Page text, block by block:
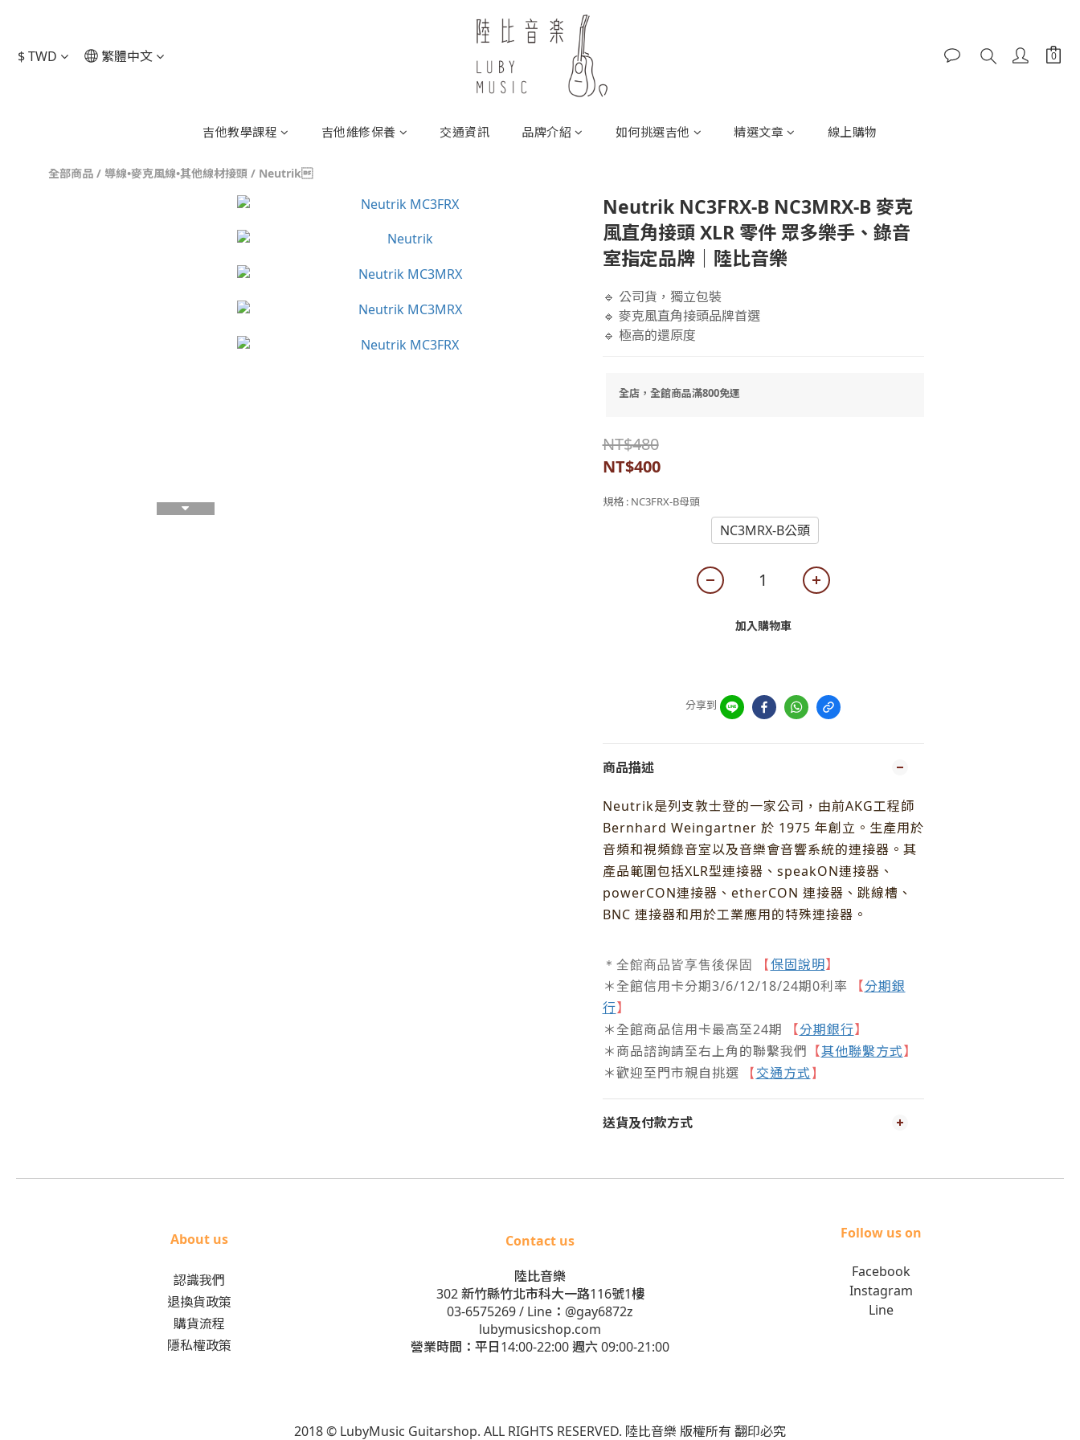
$TWD 繁體中文
吉他教學課程 吉他維修保養 交通資訊 品牌介紹 如何挑選吉他 精選文章 線上購物
全部商品 / 導線•麥克風線•其他線材接頭 / Neutrik
Neutrik NC3FRX-B NC3MRX-B 麥克
風直角接頭 XLR 零件 眾多樂手、錄音
室指定品牌｜陸比音樂
🔹 公司貨，獨立包裝
🔹 麥克風直角接頭品牌首選
🔹 極高的還原度
全店，全館商品滿800免運
NT$480
NT$400
規格 : NC3FRX-B母頭
NC3MRX-B公頭
加入購物車
分享到
商品描述
Neutrik是列支敦士登的一家公司，由前AKG工程師
Bernhard Weingartner 於 1975 年創立。生產用於
音頻和視頻錄音室以及音樂會音響系統的連接器。其
產品範圍包括XLR型連接器、speakON連接器、
powerCON連接器、etherCON 連接器、跳線槽、
BNC 連接器和用於工業應用的特殊連接器。
＊全館商品皆享售後保固 【 保固說明】
＊全館信用卡分期3/6/12/18/24期0利率
【分期銀
行】
＊全館商品信用卡最高至24期
【分期銀行】
＊商品諮詢請至右上角的聯繫我們 【其他聯繫方式】
＊歡迎至門市親自挑選
【 交通方式 】
送貨及付款方式
About us
認識我們
退換貨政策
購貨流程
隱私權政策
Contact us
陸比音樂
302 新竹縣竹北市科大一路116號1樓
03-6575269/ Line： @gay6872z
lubymusicshop.com
營業時間：平日14:00-22:00 週六 09:00-21:00
Follow us on
Facebook
Instagram
Line
2018 © LubyMusic Guitarshop. ALL RIGHTS RESERVED. 陸比音樂 版權所有 翻印必究